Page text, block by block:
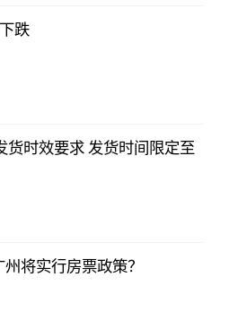
跌
货时效要求 发货时间限定至
将实行房票政策？